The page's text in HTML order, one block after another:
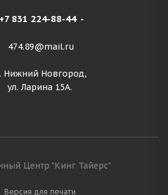
+7 831 224-88-44
474.89@mail.ru
Нижний Новгород,
ул. Ларина 15А.
Центр "Кинг Тайерс"
Версия для печати